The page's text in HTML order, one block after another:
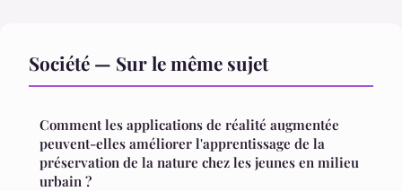
Société — Sur le même sujet
Comment les applications de réalité augmentée
peuvent-elles améliorer l'apprentissage de la
préservation de la nature chez les jeunes en milieu
urbain ?